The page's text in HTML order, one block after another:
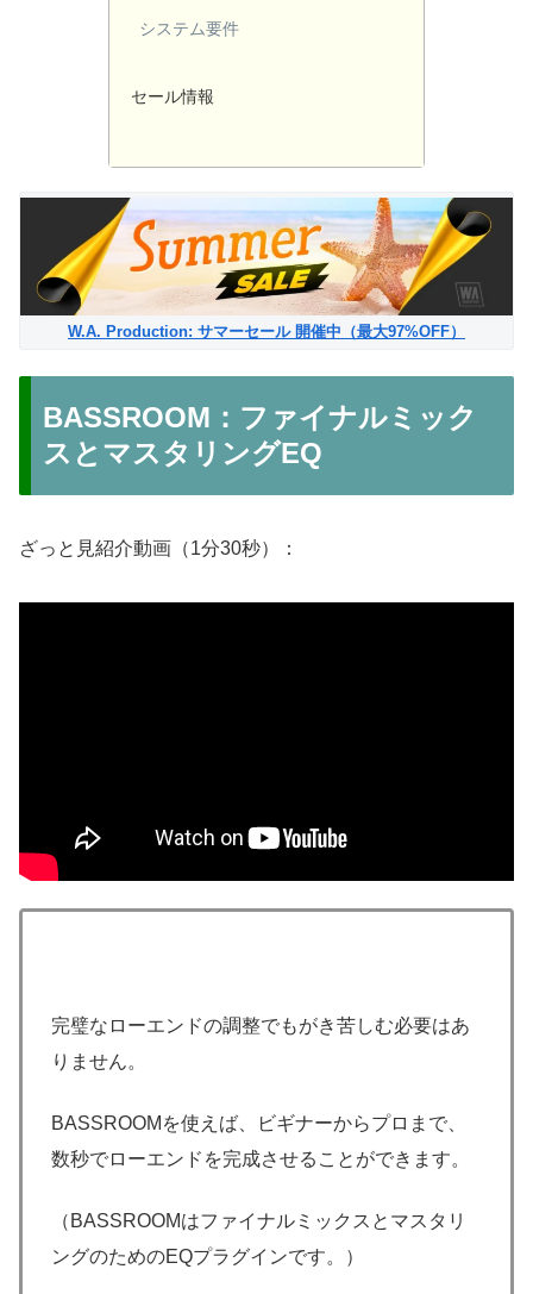
システム要件
セール情報
W.A. Production: サマーセール 開催中（最大97%OFF）
BASSROOM：ファイナルミック
スとマスタリングEQ
ざっと見紹介動画（1分30秒）：
完璧なローエンドの調整でもがき苦しむ必要はあ
りません。
BASSROOMを使えば、ビギナーからプロまで、
数秒でローエンドを完成させることができます。
（BASSROOMはファイナルミックスとマスタリ
ングのためのEQプラグインです。）